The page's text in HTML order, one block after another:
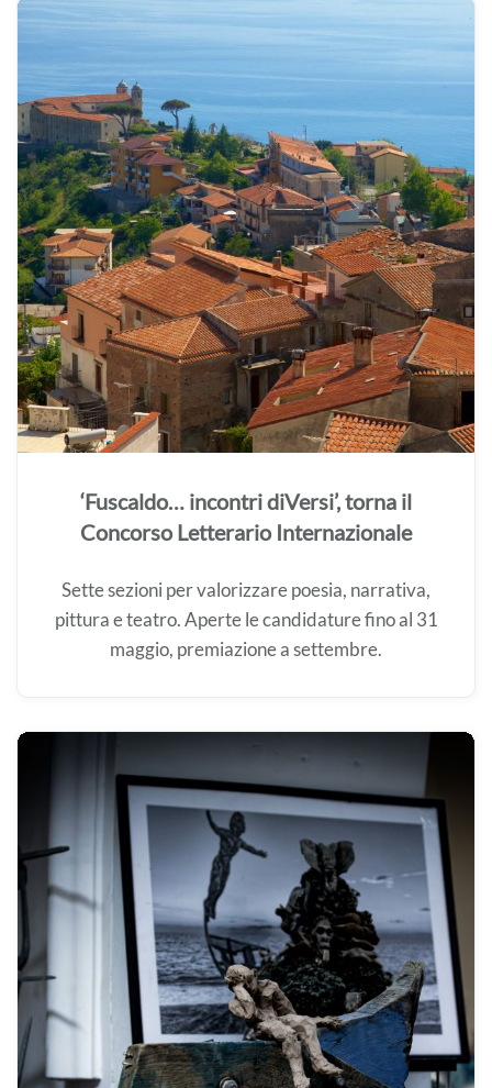
‘Fuscaldo… incontri diVersi’, torna il
Concorso Letterario Internazionale
Sette sezioni per valorizzare poesia, narrativa,
pittura e teatro. Aperte le candidature fino al 31
maggio, premiazione a settembre.